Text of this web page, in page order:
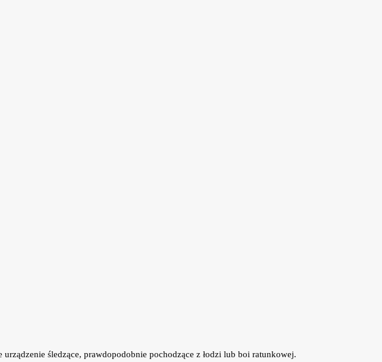
śledzące, prawdopodobnie pochodzące z łodzi lub boi ratunkowej.